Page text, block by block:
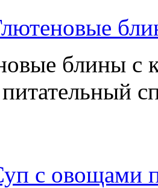
блины с
с овощами